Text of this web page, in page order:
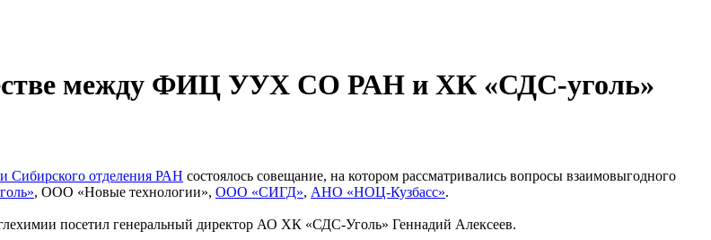
между ФИЦ УУХ СО РАН и ХК «СДС-уголь»
Сибирского отделения РАН состоялось совещание, на котором рассматривались вопросы взаимовыгодного
, ООО «Новые технологии», ООО «СИГД», АНО «НОЦ-Кузбасс».
посетил генеральный директор АО ХК «СДС-Уголь» Геннадий Алексеев.